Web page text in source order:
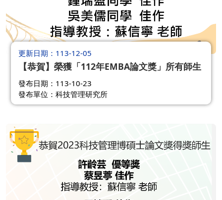
更新日期 113-12-05
【恭賀】榮獲「112年EMBA論文獎」所有師生
發布日期：113-10-23
發布單位：科技管理研究所